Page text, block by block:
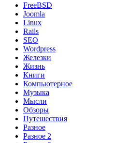
FreeBSD
Joomla
Linux
Rails
SEO
Wordpress
Железки
Жизнь
Книги
Компьютерное
Музыка
Мысли
Обзоры
Путешествия
Разное
Разное 2